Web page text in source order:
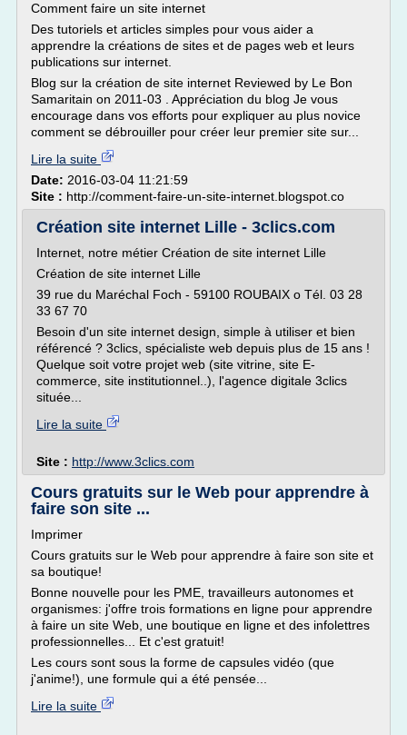
Comment faire un site internet
Des tutoriels et articles simples pour vous aider a
apprendre la créations de sites et de pages web et leurs
publications sur internet.
Blog sur la création de site internet Reviewed by Le Bon
Samaritain on 2011-03 . Appréciation du blog Je vous
encourage dans vos efforts pour expliquer au plus novice
comment se débrouiller pour créer leur premier site sur...
Lire la suite
Date: 2016-03-04 11:21:59
Site : http://comment-faire-un-site-internet.blogspot.co
Création site internet Lille - 3clics.com
Internet, notre métier Création de site internet Lille
Création de site internet Lille
39 rue du Maréchal Foch - 59100 ROUBAIX o Tél. 03 28
33 67 70
Besoin d'un site internet design, simple à utiliser et bien
référencé ? 3clics, spécialiste web depuis plus de 15 ans !
Quelque soit votre projet web (site vitrine, site E-
commerce, site institutionnel..), l'agence digitale 3clics
située...
Lire la suite
Site : http://www.3clics.com
Cours gratuits sur le Web pour apprendre à
faire son site ...
Imprimer
Cours gratuits sur le Web pour apprendre à faire son site et
sa boutique!
Bonne nouvelle pour les PME, travailleurs autonomes et
organismes: j'offre trois formations en ligne pour apprendre
à faire un site Web, une boutique en ligne et des infolettres
professionnelles... Et c'est gratuit!
Les cours sont sous la forme de capsules vidéo (que
j'anime!), une formule qui a été pensée...
Lire la suite